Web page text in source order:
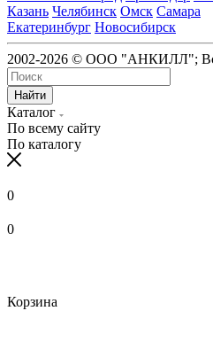
Казань Челябинск Омск Самара
Екатеринбург Новосибирск
2002-2026 © ООО "АНКИЛЛ";
Найти
Каталог
По всему сайту
По каталогу
0
0
Корзина